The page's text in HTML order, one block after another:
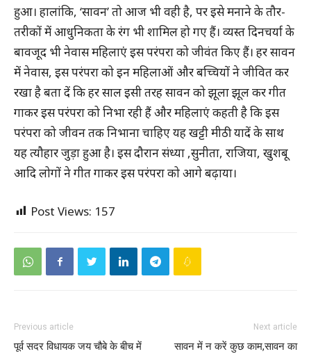
हुआ। हालांकि, ‘सावन’ तो आज भी वही है, पर इसे मनाने के तौर-
तरीकों में आधुनिकता के रंग भी शामिल हो गए हैं। व्यस्त दिनचर्या के
बावजूद भी नेवास महिलाएं इस परंपरा को जीवंत किए हैं। हर सावन
में नेवास, इस परंपरा को इन महिलाओं और बच्चियों ने जीवित कर
रखा है बता दें कि हर साल इसी तरह सावन को झूला झूल कर गीत
गाकर इस परंपरा को निभा रही हैं और महिलाएं कहती है कि इस
परंपरा को जीवन तक निभाना चाहिए यह खट्टी मीठी यादें के साथ
यह त्यौहार जुड़ा हुआ है। इस दौरान संध्या ,सुनीता, राजिया, खुशबू
आदि लोगों ने गीत गाकर इस परंपरा को आगे बढ़ाया।
Post Views: 157
Previous article
पूर्व सदर विधायक जय चौबे के बीच में
Next article
सावन में न करें कुछ काम,सावन का